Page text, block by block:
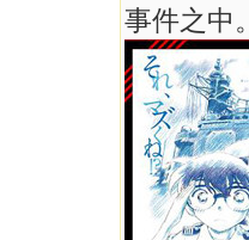
事件之中。